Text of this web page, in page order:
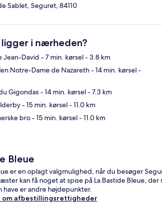
Sablet, Seguret, 84110
ligger i nærheden?
Jean-David - 7 min. kørsel- 3.8 km
Notre-Dame de Nazareth- 14 min. kørsel-
Gigondas- 14 min. kørsel- 7.3 km
- 15 min. kørsel- 11.0 km
bro- 15 min. kørsel- 11.0 km
Bleue
er en oplagt valgmulighed, når du besøger
kan få noget at spise på La Bastide Bleue,
have er andre højdepunkter.
om afbestillingsrettigheder